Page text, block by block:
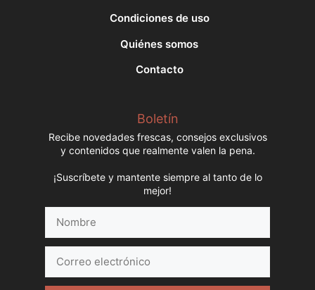
Condiciones de uso
Quiénes somos
Contacto
Boletín
Recibe novedades frescas, consejos exclusivos
y contenidos que realmente valen la pena.
¡Suscríbete y mantente siempre al tanto de lo
mejor!
electrónico